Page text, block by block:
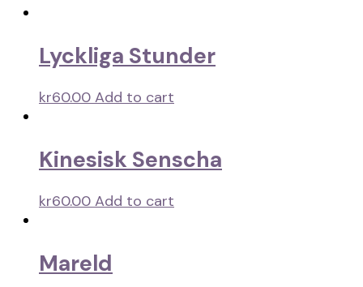
Lyckliga Stunder
kr60.00 Add to cart
Kinesisk Senscha
kr60.00 Add to cart
Mareld